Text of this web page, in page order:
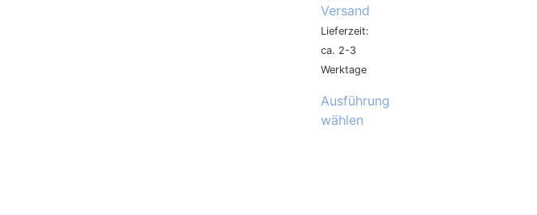
Versand
Lieferzeit:
ca. 2-3
Werktage
Ausführung
wählen